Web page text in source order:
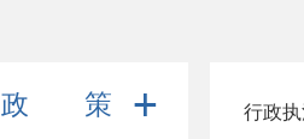
政 策 行政